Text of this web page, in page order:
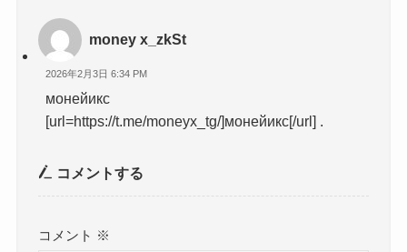
money x_zkSt
2026年2月3日 6:34 PM
монейикс
[url=https://t.me/moneyx_tg/]монейикс[/url] .
コメントする
コメント ※